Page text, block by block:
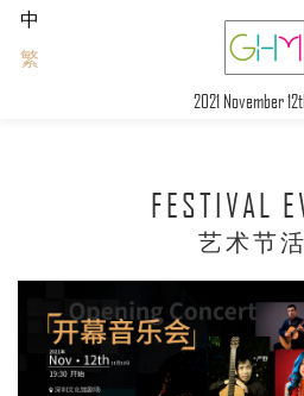
2021 November
中
繁
FESTIVAL
艺术节